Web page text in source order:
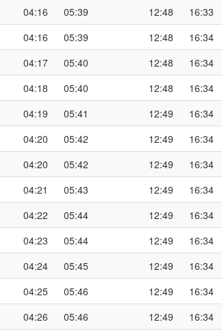
04:16 05:39 12:48 16:33
04:16 05:39 12:48 16:34
04:17 05:40 12:48 16:34
04:18 05:40 12:48 16:34
04:19 05:41 12:49 16:34
04:20 05:42 12:49 16:34
04:20 05:42 12:49 16:34
04:21 05:43 12:49 16:34
04:22 05:44 12:49 16:34
04:23 05:44 12:49 16:34
04:24 05:45 12:49 16:34
04:25 05:46 12:49 16:34
04:26 05:46 12:49 16:34